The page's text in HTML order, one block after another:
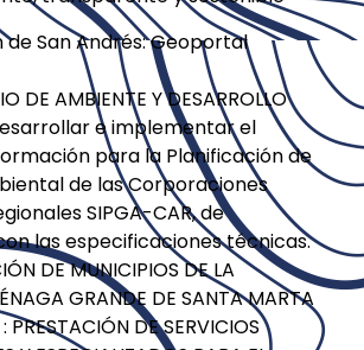
de San Andrés: Geoportal
DE AMBIENTE Y DESARROLLO
e implementar el
para la Planificación de
de las Corporaciones
SIPGA-CAR, de
las especificaciones técnicas.
DE MUNICIPIOS DE LA
GRANDE DE SANTA MARTA
PRESTACIÓN DE SERVICIOS